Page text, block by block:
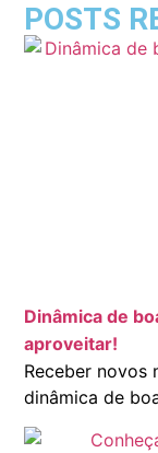
POSTS
Dinâmica de
aproveitar!
Receber novos
dinâmica de